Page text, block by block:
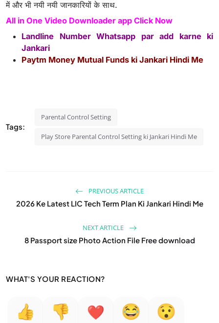
में और भी नयी नयी जानकारियों के साथ.
All in One Video Downloader app Click Now
Landline Number Whatsapp par add karne ki
Jankari
Paytm Money Mutual Funds ki Jankari Hindi Me
Tags:
Parental Control Setting
Play Store Parental Control Setting ki Jankari Hindi Me
PREVIOUS ARTICLE
2026 Ke Latest LIC Tech Term Plan Ki Jankari Hindi Me
NEXT ARTICLE
8 Passport size Photo Action File Free download
WHAT'S YOUR REACTION?